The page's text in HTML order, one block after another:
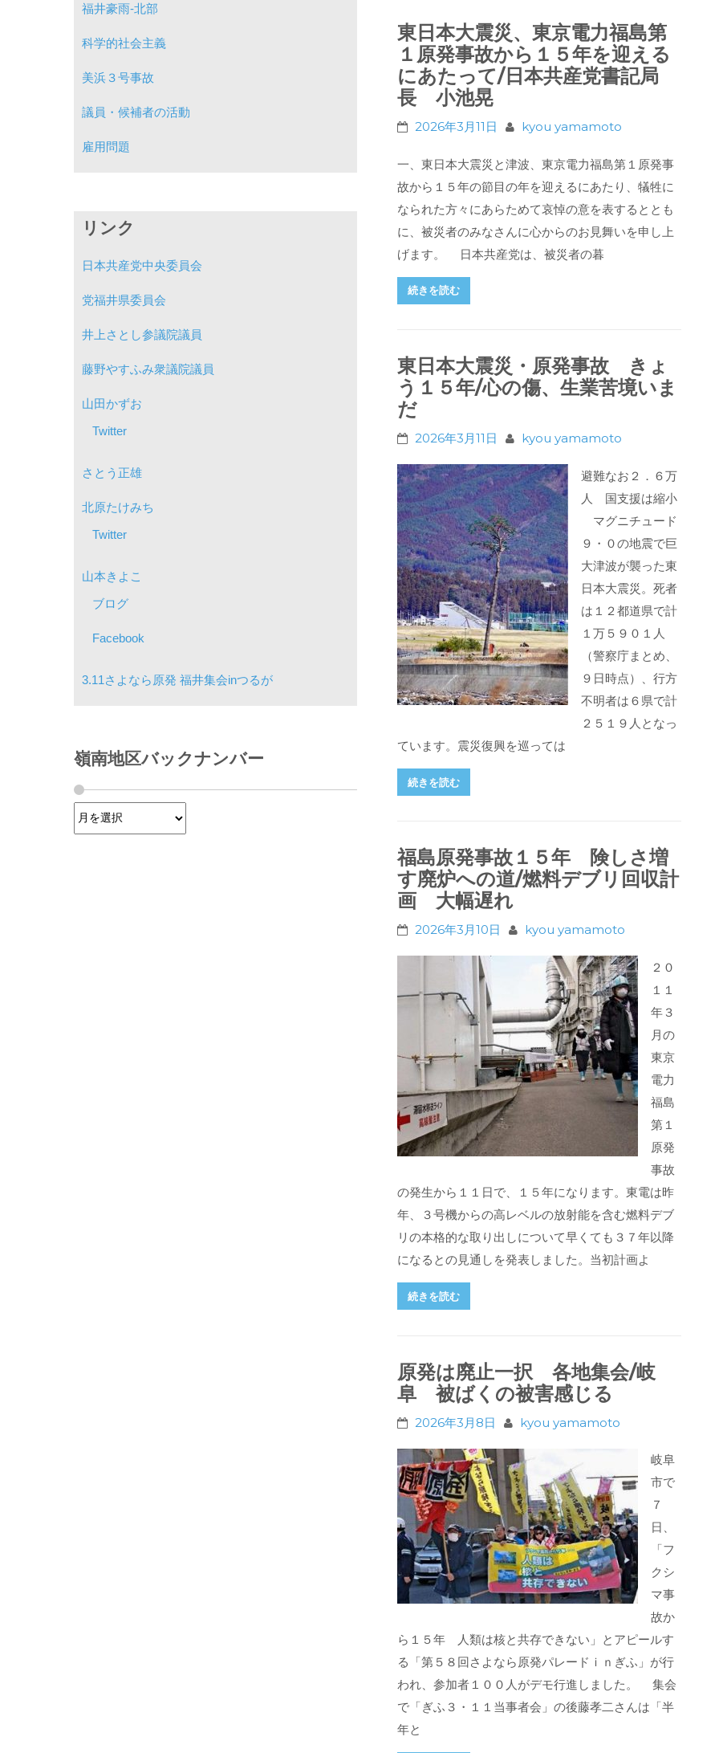
福井豪雨-北部
科学的社会主義
美浜３号事故
議員・候補者の活動
雇用問題
リンク
日本共産党中央委員会
党福井県委員会
井上さとし参議院議員
藤野やすふみ衆議院議員
山田かずお
Twitter
さとう正雄
北原たけみち
Twitter
山本きよこ
ブログ
Facebook
3.11さよなら原発 福井集会inつるが
嶺南地区バックナンバー
嶺南地区バックナンバー
東日本大震災、東京電力福島第
１原発事故から１５年を迎える
にあたって/日本共産党書記局
長 小池晃
2026年3月11日 kyou yamamoto
一、東日本大震災と津波、東京電力福島第１原発事
故から１５年の節目の年を迎えるにあたり、犠牲に
なられた方々にあらためて哀悼の意を表するととも
に、被災者のみなさんに心からのお見舞いを申し上
げます。 日本共産党は、被災者の暮
続きを読む
東日本大震災・原発事故 きょ
う１５年/心の傷、生業苦境いま
だ
2026年3月11日 kyou yamamoto
避難なお２．６万
人 国支援は縮小
マグニチュード
９・０の地震で巨
大津波が襲った東
日本大震災。死者
は１２都道県で計
１万５９０１人
（警察庁まとめ、
９日時点）、行方
不明者は６県で計
２５１９人となっ
ています。震災復興を巡っては
続きを読む
福島原発事故１５年 険しさ増
す廃炉への道/燃料デブリ回収計
画 大幅遅れ
2026年3月10日 kyou yamamoto
２０
１１
年３
月の
東京
電力
福島
第１
原発
事故
の発生から１１日で、１５年になります。東電は昨
年、３号機からの高レベルの放射能を含む燃料デブ
リの本格的な取り出しについて早くても３７年以降
になるとの見通しを発表しました。当初計画よ
続きを読む
原発は廃止一択 各地集会/岐
阜 被ばくの被害感じる
2026年3月8日 kyou yamamoto
岐阜
市で
７
日、
「フ
クシ
マ事
故か
ら１５年 人類は核と共存できない」とアピールす
る「第５８回さよなら原発パレードｉｎぎふ」が行
われ、参加者１００人がデモ行進しました。 集会
で「ぎふ３・１１当事者会」の後藤孝二さんは「半
年と